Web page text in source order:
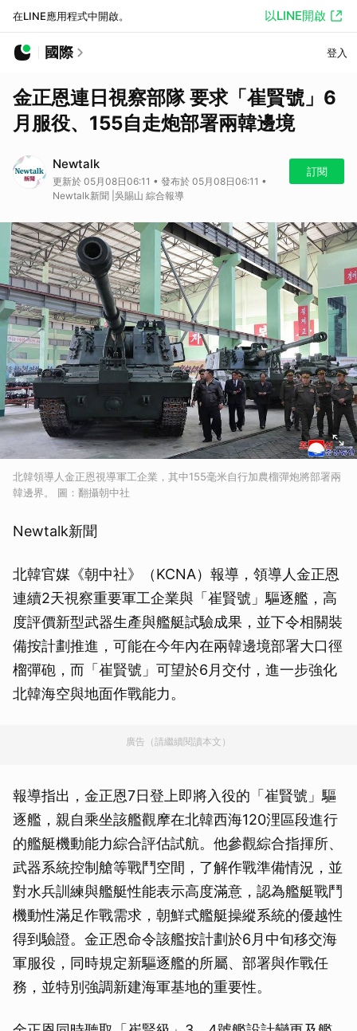
在LINE應用程式中開啟。 以LINE開啟
國際 登入
金正恩連日視察部隊 要求「崔賢號」6
月服役、155自走炮部署兩韓邊境
Newtalk
更新於 05月08日06:11 • 發布於 05月08日06:11 •
Newtalk新聞 |吳賜山 綜合報導
訂閱
北韓領導人金正恩視導軍工企業，其中155毫米自行加農榴彈炮將部署兩
韓邊界。 圖：翻攝朝中社
Newtalk新聞
北韓官媒《朝中社》（KCNA）報導，領導人金正恩
連續2天視察重要軍工企業與「崔賢號」驅逐艦，高
度評價新型武器生產與艦艇試驗成果，並下令相關裝
備按計劃推進，可能在今年內在兩韓邊境部署大口徑
榴彈砲，而「崔賢號」可望於6月交付，進一步強化
北韓海空與地面作戰能力。
廣告（請繼續閱讀本文）
報導指出，金正恩7日登上即將入役的「崔賢號」驅
逐艦，親自乘坐該艦觀摩在北韓西海120浬區段進行
的艦艇機動能力綜合評估試航。他參觀綜合指揮所、
武器系統控制艙等戰鬥空間，了解作戰準備情況，並
對水兵訓練與艦艇性能表示高度滿意，認為艦艇戰鬥
機動性滿足作戰需求，朝鮮式艦艇操縱系統的優越性
得到驗證。金正恩命令該艦按計劃於6月中旬移交海
軍服役，同時規定新驅逐艦的所屬、部署與作戰任
務，並特別強調新建海軍基地的重要性。